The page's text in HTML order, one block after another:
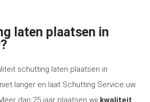
laten plaatsen in
schutting laten plaatsen in
langer en laat Schutting Service uw
dan 25 jaar plaatsen wij kwaliteit